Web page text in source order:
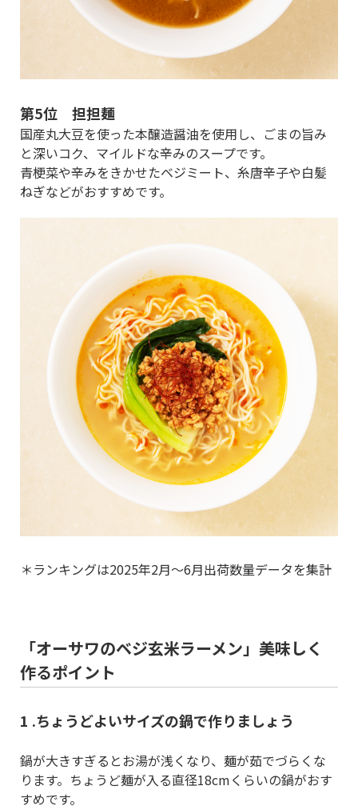
第5位 担担麺
国産丸大豆を使った本醸造醤油を使用し、ごまの旨み
と深いコク、マイルドな辛みのスープです。
青梗菜や辛みをきかせたベジミート、糸唐辛子や白髪
ねぎなどがおすすめです。
＊ランキングは2025年2月～6月出荷数量データを集計
「オーサワのベジ玄米ラーメン」美味しく
作るポイント
1 .ちょうどよいサイズの鍋で作りましょう
鍋が大きすぎるとお湯が浅くなり、麺が茹でづらくな
ります。ちょうど麺が入る直径18cmくらいの鍋がおす
すめです。